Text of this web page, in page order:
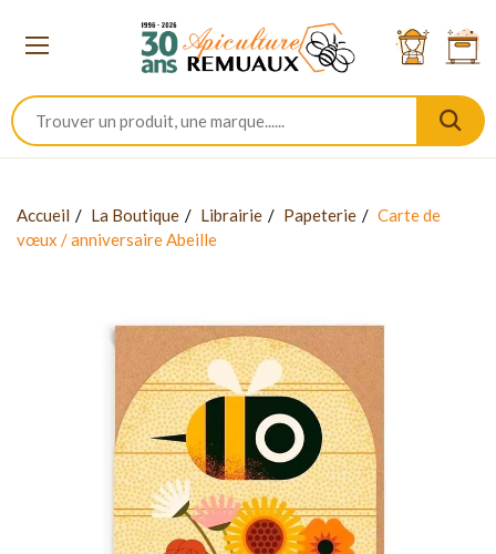
Accueil La Boutique Librairie Papeterie
Carte de
vœux / anniversaire Abeille